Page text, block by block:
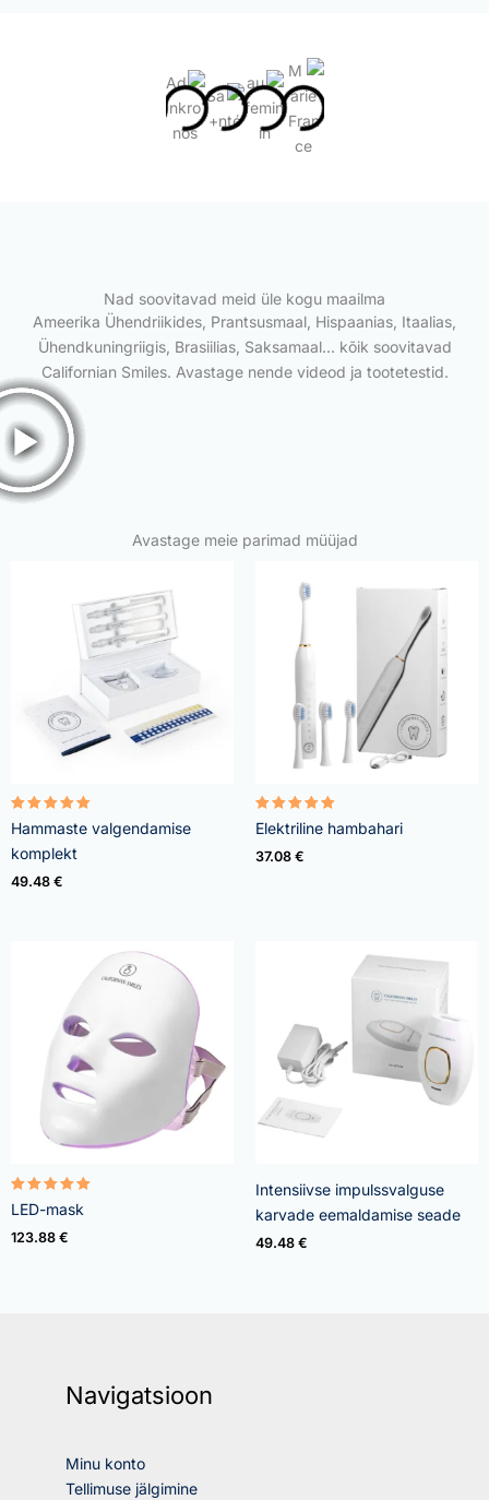
Nad soovitavad meid üle kogu maailma
Ameerika Ühendriikides, Prantsusmaal, Hispaanias, Itaalias,
Ühendkuningriigis, Brasiilias, Saksamaal... kõik soovitavad
Californian Smiles. Avastage nende videod ja tootetestid.
Avastage meie parimad müüjad
Rated
4.95
out of 5
Hammaste valgendamise
komplekt
49.48 €
Rated
5.00
out of 5
Elektriline hambahari
37.08 €
Rated
5.00
out of 5
LED-mask
123.88 €
Intensiivse impulssvalguse
karvade eemaldamise seade
49.48 €
Navigatsioon
Minu konto
Tellimuse jälgimine